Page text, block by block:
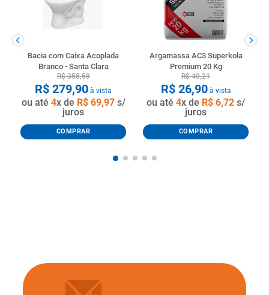
Bacia com Caixa Acoplada
Branco - Santa Clara
R$ 358,59
R$ 279,90 à vista
ou até 4x de R$ 69,97s/
juros
COMPRAR
Argamassa AC3 Superkola
Premium 20 Kg
R$ 40,21
R$ 26,90à vista
ou até 4x de R$ 6,72 s/
juros
COMPRAR